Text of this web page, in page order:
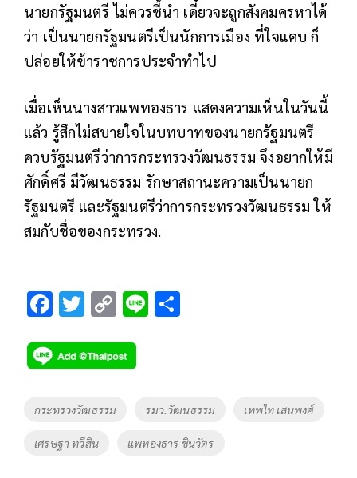
นายกรัฐมนตรี ไม่ควรชี้นำ เดี๋ยวจะถูกสังคมครหาได้
ว่า เป็นนายกรัฐมนตรีเป็นนักการเมือง ที่ใจแคบ ก็
ปล่อยให้ข้าราชการประจำทำไป
เมื่อเห็นนางสาวแพทองธาร แสดงความเห็นในวันนี้
แล้ว รู้สึกไม่สบายใจในบทบาทของนายกรัฐมนตรี
ควบรัฐมนตรีว่าการกระทรวงวัฒนธรรม จึงอยากให้มี
ศักดิ์ศรี มีวัฒนธรรม รักษาสถานะความเป็นนายก
รัฐมนตรี และรัฐมนตรีว่าการกระทรวงวัฒนธรรม ให้
สมกับชื่อของกระทรวง.
F
e
b
o
k
T
tt
er
C
p
y
k
Li
Tags
กระทรวงวัฒธรรม รมว.วัฒนธรรม เทพไท เสนพงศ์
เศรษฐา ทวีสิน แพทองธาร ชินวัตร